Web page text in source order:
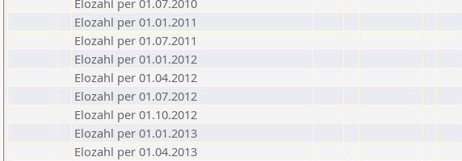
Elozahl per 01.07.2010
Elozahl per 01.01.2011
Elozahl per 01.07.2011
Elozahl per 01.01.2012
Elozahl per 01.04.2012
Elozahl per 01.07.2012
Elozahl per 01.10.2012
Elozahl per 01.01.2013
Elozahl per 01.04.2013